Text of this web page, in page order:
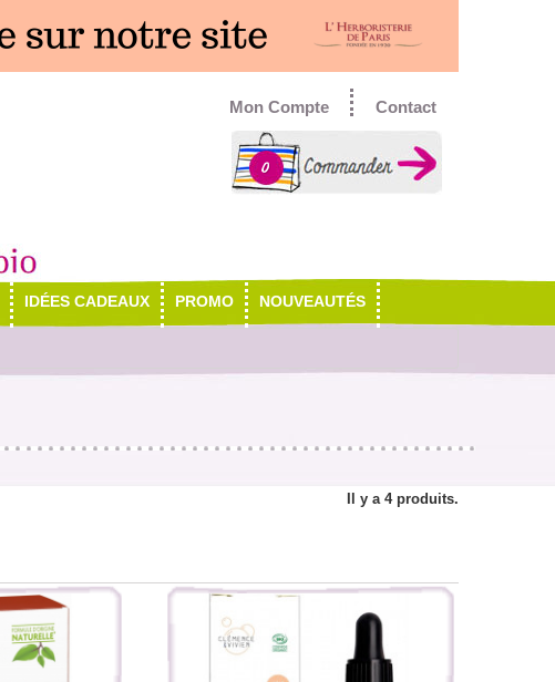
Contact
Mon Compte
0
IDÉES CADEAUX PROMO NOUVEAUTÉS
Il y a 4 produits.